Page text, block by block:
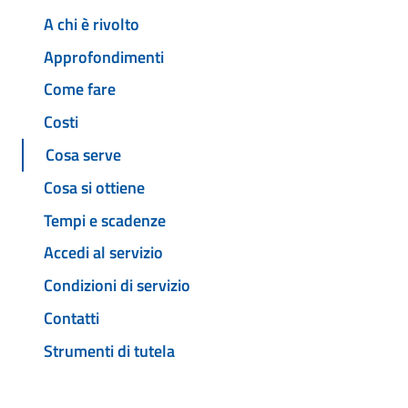
A chi è rivolto
Approfondimenti
Come fare
Costi
Cosa serve
Cosa si ottiene
Tempi e scadenze
Accedi al servizio
Condizioni di servizio
Contatti
Strumenti di tutela